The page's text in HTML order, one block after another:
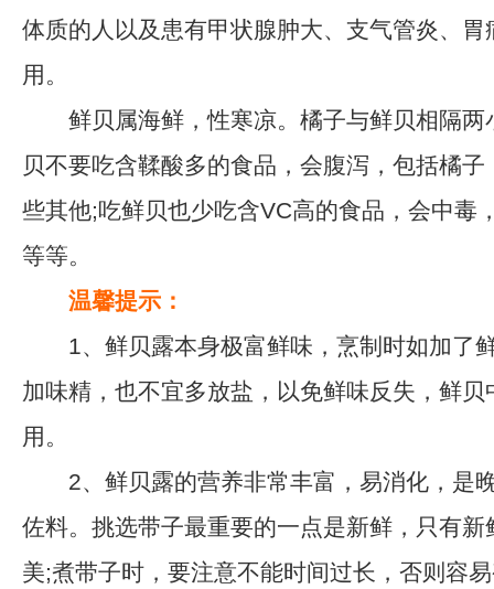
体质的人以及患有甲状腺肿大、支气管炎、胃
用。
鲜贝属海鲜，性寒凉。橘子与鲜贝相隔两
贝不要吃含鞣酸多的食品，会腹泻，包括橘
些其他;吃鲜贝也少吃含VC高的食品，会中毒
等等。
温馨提示：
1、鲜贝露本身极富鲜味，烹制时如加了
加味精，也不宜多放盐，以免鲜味反失，鲜贝
用。
2、鲜贝露的营养非常丰富，易消化，是
佐料。挑选带子最重要的一点是新鲜，只有新
美;煮带子时，要注意不能时间过长，否则容